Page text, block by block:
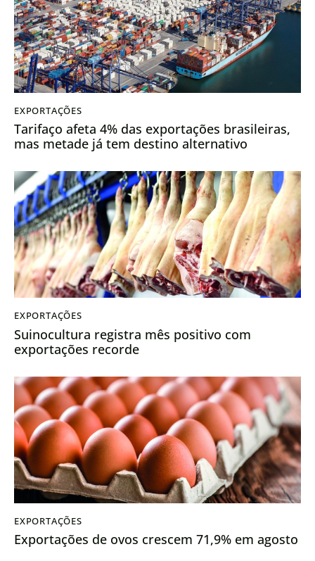
EXPORTAÇÕES
Tarifaço afeta 4% das exportações brasileiras,
mas metade já tem destino alternativo
EXPORTAÇÕES
Suinocultura registra mês positivo com
exportações recorde
EXPORTAÇÕES
Exportações de ovos crescem 71,9% em agosto